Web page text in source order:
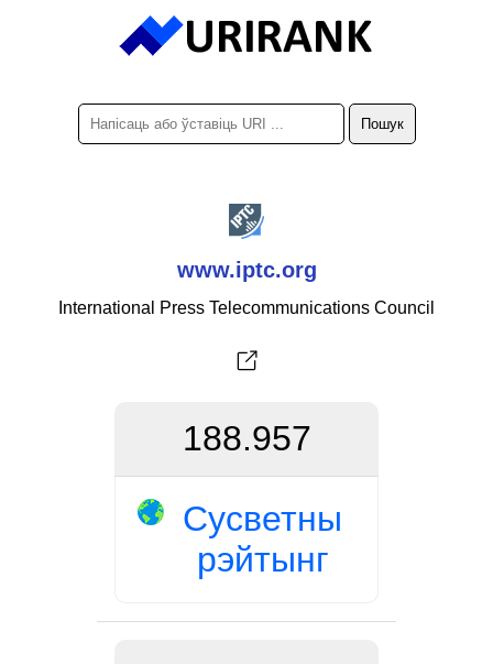
www.iptc.org
International Press Telecommunications Council
188.957
Сусветны
рэйтынг